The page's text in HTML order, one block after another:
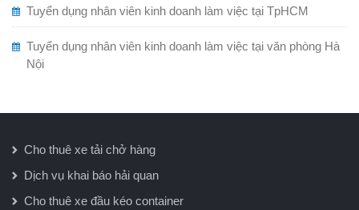
Tuyển dụng nhân viên kinh doanh làm việc tại TpHCM
Tuyển dụng nhân viên kinh doanh làm việc tại văn phòng Hà
Nội
Cho thuê xe tải chở hàng
Dịch vụ khai báo hải quan
Cho thuê xe đầu kéo container